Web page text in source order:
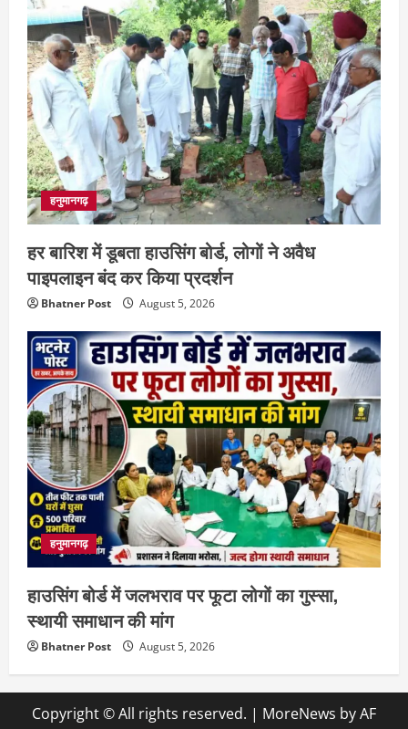
हनुमानगढ़
हर बारिश में डूबता हाउसिंग बोर्ड, लोगों ने अवैध
पाइपलाइन बंद कर किया प्रदर्शन
Bhatner Post August 5, 2026
हनुमानगढ़
हाउसिंग बोर्ड में जलभराव पर फूटा लोगों का गुस्सा,
स्थायी समाधान की मांग
Bhatner Post August 5, 2026
Copyright © All rights reserved. | MoreNews by AF